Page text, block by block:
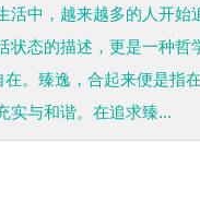
活中，越来越多的人开始
状态的描述，更是一种
在。臻逸，合起来便是
实与和谐。在追求臻...